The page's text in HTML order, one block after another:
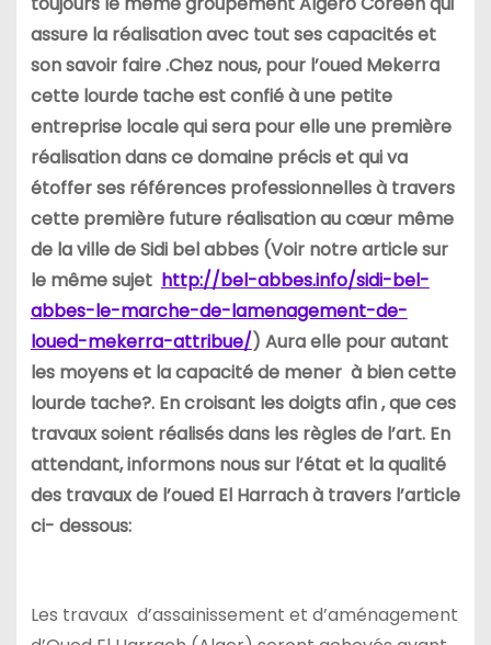
assure la réalisation avec tout ses capacités et
son savoir faire .Chez nous, pour l’oued Mekerra
cette lourde tache est confié à une petite
entreprise locale qui sera pour elle une première
réalisation dans ce domaine précis et qui va
étoffer ses références professionnelles à travers
cette première future réalisation au cœur même
de la ville de Sidi bel abbes (Voir notre article sur
le même sujet http://bel-abbes.info/sidi-bel-
abbes-le-marche-de-lamenagement-de-
loued-mekerra-attribue/) Aura elle pour autant
les moyens et la capacité de mener à bien cette
lourde tache?. En croisant les doigts afin , que ces
travaux soient réalisés dans les règles de l’art. En
attendant, informons nous sur l’état et la qualité
des travaux de l’oued El Harrach à travers l’article
ci- dessous:
Les travaux d’assainissement et d’aménagement